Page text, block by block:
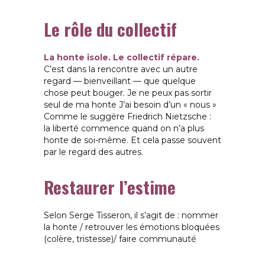
Le rôle du collectif
La honte isole. Le collectif répare.
C’est dans la rencontre avec un autre
regard — bienveillant — que quelque
chose peut bouger. Je ne peux pas sortir
seul de ma honte J’ai besoin d’un « nous »
Comme le suggère Friedrich Nietzsche :
la liberté commence quand on n’a plus
honte de soi-même. Et cela passe souvent
par le regard des autres.
Restaurer l’estime
Selon Serge Tisseron, il s’agit de : nommer
la honte / retrouver les émotions bloquées
(colère, tristesse)/ faire communauté